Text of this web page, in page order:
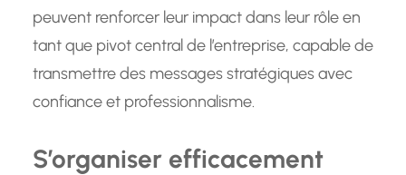
peuvent renforcer leur impact dans leur rôle en
tant que pivot central de l’entreprise, capable de
transmettre des messages stratégiques avec
confiance et professionnalisme.
S’organiser efficacement